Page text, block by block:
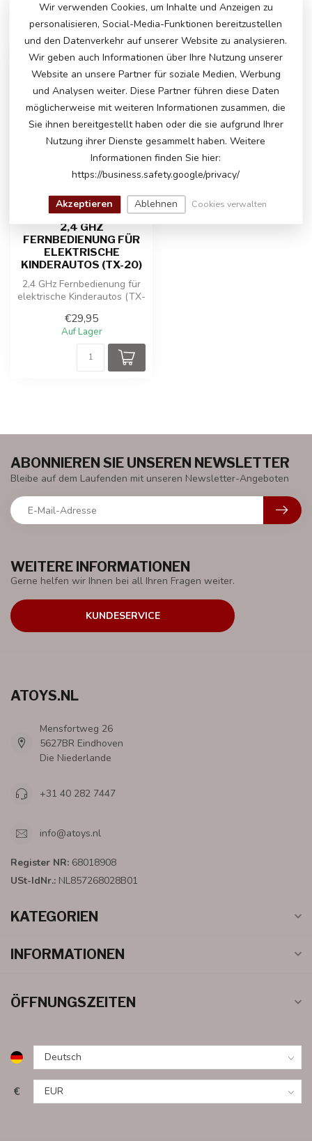
ZULETZT ANGESEHEN
2,4 GHZ
FERNBEDIENUNG FÜR
ELEKTRISCHE
KINDERAUTOS (TX-20)
2,4 GHz Fernbedienung für
elektrische Kinderautos (TX-
€29,95
Auf Lager
WEITERE INFORMATIONEN
Gerne helfen wir Ihnen bei all Ihren Fragen weiter.
KUNDESERVICE
ABONNIEREN SIE UNSEREN NEWSLETTER
Bleibe auf dem Laufenden mit unseren Newsletter-Angeboten
ATOYS.NL
Mensfortweg 26
5627BR Eindhoven
Die Niederlande
+31 40 282 7447
info@atoys.nl
Register NR: 68018908
USt-IdNr.: NL857268028B01
KATEGORIEN
INFORMATIONEN
ÖFFNUNGSZEITEN
€
Wir verwenden Cookies, um Inhalte und Anzeigen zu
personalisieren, Social-Media-Funktionen bereitzustellen
und den Datenverkehr auf unserer Website zu analysieren.
Wir geben auch Informationen über Ihre Nutzung unserer
Website an unsere Partner für soziale Medien, Werbung
und Analysen weiter. Diese Partner führen diese Daten
möglicherweise mit weiteren Informationen zusammen, die
Sie ihnen bereitgestellt haben oder die sie aufgrund Ihrer
Nutzung ihrer Dienste gesammelt haben. Weitere
Informationen finden Sie hier:
https://business.safety.google/privacy/
Akzeptieren Ablehnen Cookies verwalten